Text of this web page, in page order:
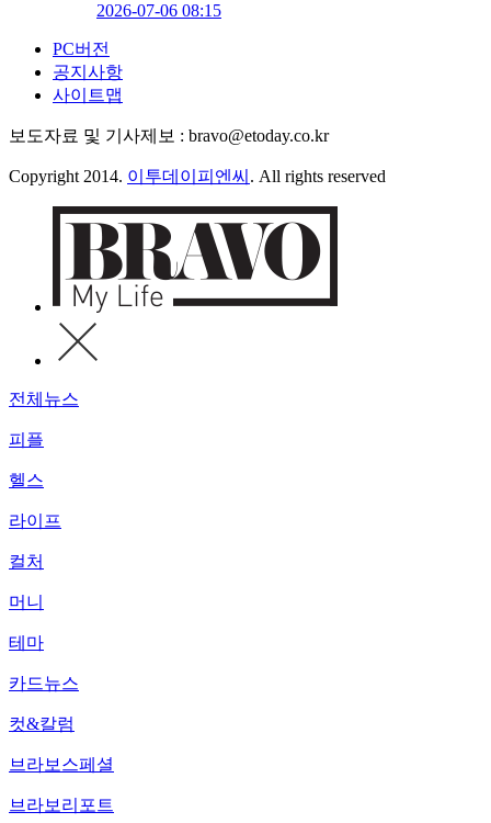
2026-07-06 08:15
PC버전
공지사항
사이트맵
보도자료 및 기사제보 : bravo@etoday.co.kr
Copyright 2014. 이투데이피엔씨 . All rights reserved
전체뉴스
피플
헬스
라이프
컬처
머니
테마
카드뉴스
컷&칼럼
브라보스페셜
브라보리포트